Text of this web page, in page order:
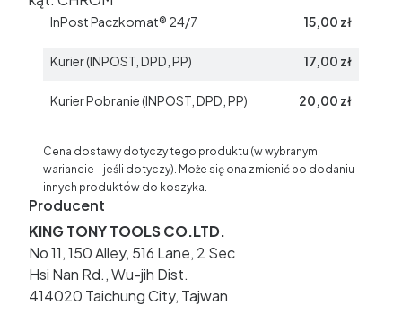
InPost Paczkomat® 24/7 15,00 zł
Kurier (INPOST, DPD, PP) 17,00 zł
Kurier Pobranie (INPOST, DPD, PP) 20,00 zł
Cena dostawy dotyczy tego produktu (w wybranym
wariancie - jeśli dotyczy). Może się ona zmienić po dodaniu
innych produktów do koszyka.
Producent
KING TONY TOOLS CO.LTD.
No 11, 150 Alley, 516 Lane, 2 Sec
Hsi Nan Rd., Wu-jih Dist.
414020 Taichung City, Tajwan